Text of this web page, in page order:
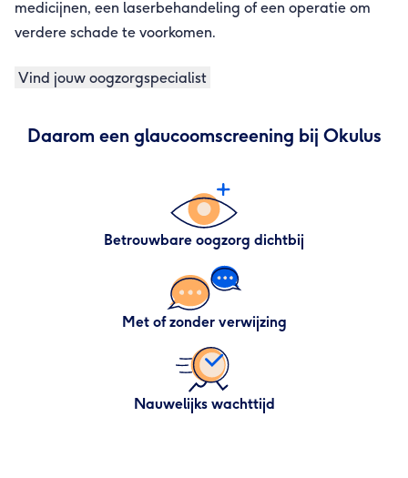
medicijnen, een laserbehandeling of een operatie om
verdere schade te voorkomen.
Daarom een glaucoomscreening bij Okulus
Betrouwbare oogzorg dichtbij
Met of zonder verwijzing
Nauwelijks wachttijd